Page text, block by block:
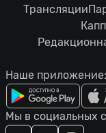
Трансляции
Наше приложение:
Мы в социальных